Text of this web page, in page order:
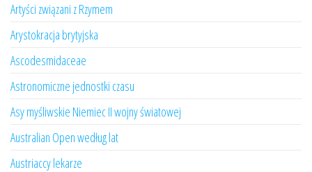
Artyści związani z Rzymem
Arystokracja brytyjska
Ascodesmidaceae
Astronomiczne jednostki czasu
Asy myśliwskie Niemiec II wojny światowej
Australian Open według lat
Austriaccy lekarze